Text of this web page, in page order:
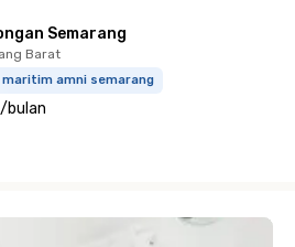
Semarang
Barat
amni semarang
/bulan